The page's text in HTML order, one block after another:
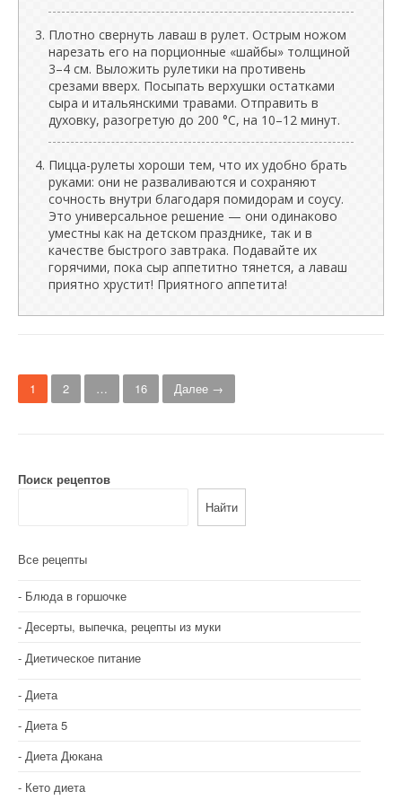
Плотно свернуть лаваш в рулет. Острым ножом
нарезать его на порционные «шайбы» толщиной
3–4 см. Выложить рулетики на противень
срезами вверх. Посыпать верхушки остатками
сыра и итальянскими травами. Отправить в
духовку, разогретую до 200 °C, на 10–12 минут.
Пицца-рулеты хороши тем, что их удобно брать
руками: они не разваливаются и сохраняют
сочность внутри благодаря помидорам и соусу.
Это универсальное решение — они одинаково
уместны как на детском празднике, так и в
качестве быстрого завтрака. Подавайте их
горячими, пока сыр аппетитно тянется, а лаваш
приятно хрустит! Приятного аппетита!
Н
а
и
ц
и
я
п
о
з
а
1 2 … 16 Далее →
Поиск рецептов
Найти
Все рецепты
Блюда в горшочке
Десерты, выпечка, рецепты из муки
Диетическое питание
Диета
Диета 5
Диета Дюкана
Кето диета